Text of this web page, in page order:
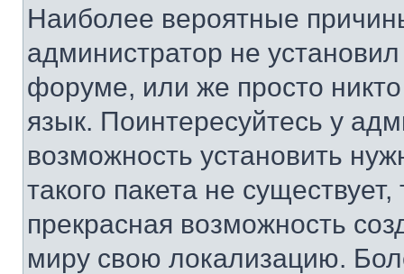
Наиболее вероятные
администратор не
форуме, или же просто
язык. Поинтересуйтесь у
возможность установить
такого пакета не
прекрасная возможность
миру свою локализацию.